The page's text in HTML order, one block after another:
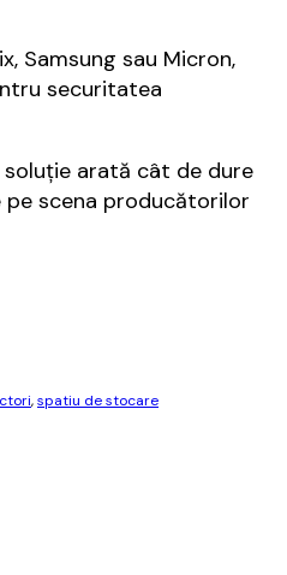
Samsung sau Micron,
securitatea
soluţie arată cât de dure
pe scena producătorilor
,spatiu de stocare